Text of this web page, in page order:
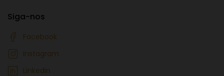
Siga-nos
Facebook
Instagram
Linkedin